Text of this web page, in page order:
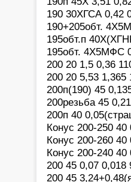
190 30ХГСА 0,42
190+205обт.
195обт.п
195обт. 4Х5МФС
200 20 1,5 0,36
200 20 5,53 1,365
200п(190) 45
200резьба 45
200п 40
Конус 200-250 40
Конус 200-260 40
Конус 200-240
200 45 0,07 0,018
200 45